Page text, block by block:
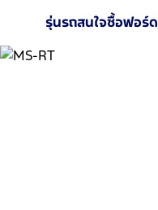
รุ่นรถสนใจซื้อฟอร์ด